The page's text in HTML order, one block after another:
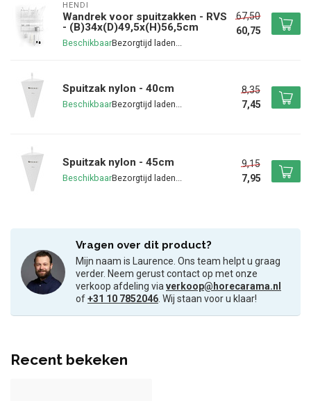
HENDI
Wandrek voor spuitzakken - RVS
- (B)34x(D)49,5x(H)56,5cm
Beschikbaar
67,50
60,75
Spuitzak nylon - 40cm
Beschikbaar
8,35
7,45
Spuitzak nylon - 45cm
Beschikbaar
9,15
7,95
Vragen over dit product?
Mijn naam is Laurence. Ons team helpt u graag
verder. Neem gerust contact op met onze
verkoop afdeling viaverkoop@horecarama.nl
of+31 10 7852046. Wij staan voor u klaar!
Recent bekeken